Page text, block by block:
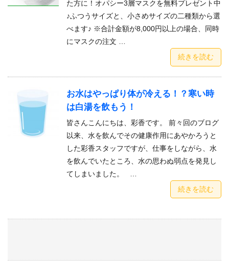
た方に！オパシー3層マスクを無料プレゼント中
♪ふつうサイズと、小さめサイズの二種類から選
べます♪ ※合計金額が8,000円以上の場合、同時
にマスクの注文 …
続きを読む
お水はやっぱり体が冷える！？寒い時
は白湯を飲もう！
皆さんこんにちは、彩香です。 前々回のブログ
以来、水を飲んでその健康作用にあやかろうと
した彩香スタッフですが、仕事をしながら、水
を飲んでいたところ、水の思わぬ弱点を発見し
てしまいました。 …
続きを読む